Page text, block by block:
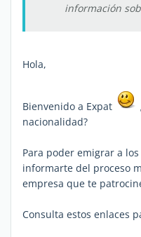
información
Hola,
Bienvenido a Expat
nacionalidad?
Para poder emigrar a
informarte del proceso
empresa que te
Consulta estos enlaces